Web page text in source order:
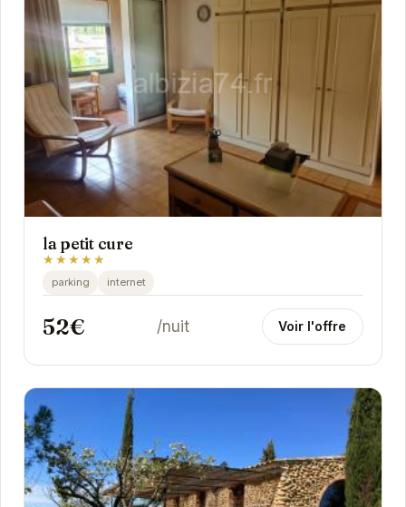
la petit cure
★★★★★
parking internet
52€ /nuit Voir l'offre